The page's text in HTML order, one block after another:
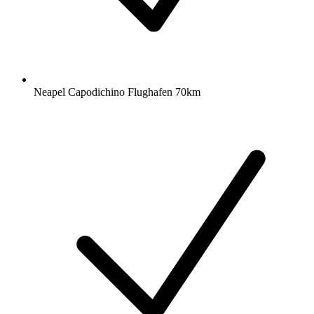
Neapel Capodichino Flughafen 70km